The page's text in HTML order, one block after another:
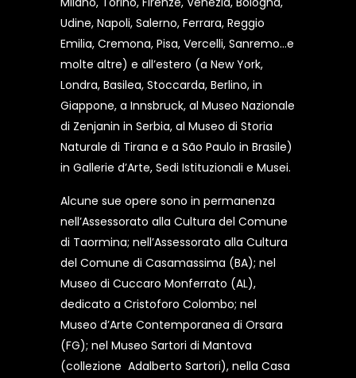
Udine, Napoli, Salerno, Ferrara, Reggio
Emilia, Cremona, Pisa, Vercelli, Sanremo…e
molte altre) e all’estero (a New York,
Londra, Basilea, Stoccarda, Berlino, in
Giappone, a Innsbruck, al Museo Nazionale
di Zenjanin in Serbia, al Museo di Storia
Naturale di Tirana e a São Paulo in Brasile)
in Gallerie d’Arte, Sedi Istituzionali e Musei.
Alcune sue opere sono in permanenza
nell’Assessorato alla Cultura del Comune
di Taormina; nell’Assessorato alla Cultura
del Comune di Casamassima (BA); nel
Museo di Cuccaro Monferrato (AL),
dedicato a Cristoforo Colombo; nel
Museo d’Arte Contemporanea di Orsara
(FG); nel Museo Sartori di Mantova
(collezione Adalberto Sartori), nella Casa